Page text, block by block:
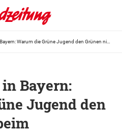
Bayern:
Jugend den